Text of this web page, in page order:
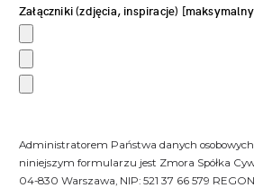
Załączniki (zdjęcia, inspiracje)
Administratorem Państwa danych
niniejszym formularzu jest Zmora Spółka
04-830 Warszawa, NIP: 521 37 66 579